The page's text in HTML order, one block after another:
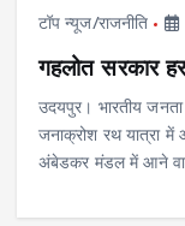
टॉप न्यूज/राजनीति
गहलोत सरकार
उदयपुर। भारतीय जनता
जनाक्रोश रथ यात्रा में
अंबेडकर मंडल में आने वाले